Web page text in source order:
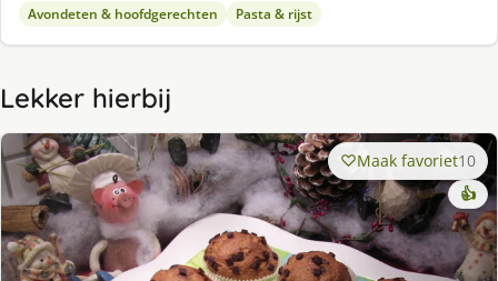
Avondeten & hoofdgerechten Pasta & rijst
Lekker hierbij
Maak favoriet10
👍